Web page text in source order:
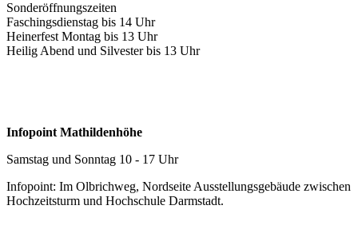
Sonderöffnungszeiten
Faschingsdienstag bis 14 Uhr
Heinerfest Montag bis 13 Uhr
Heilig Abend und Silvester bis 13 Uhr
Infopoint Mathildenhöhe
Samstag und Sonntag 10 - 17 Uhr
Infopoint: Im Olbrichweg, Nordseite Ausstellungsgebäude zwischen
Hochzeitsturm und Hochschule Darmstadt.